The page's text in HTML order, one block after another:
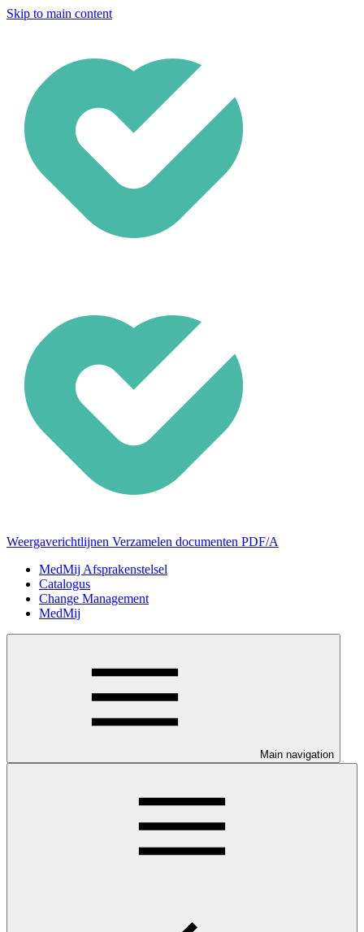
Skip to main content
Weergaverichtlijnen Verzamelen documenten PDF/A
MedMij Afsprakenstelsel
Catalogus
Change Management
MedMij
Main navigation